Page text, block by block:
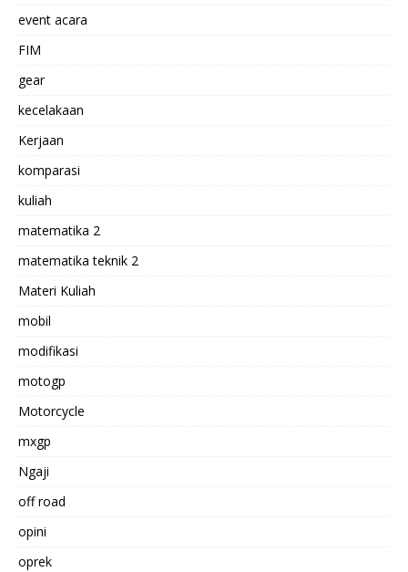
event acara
FIM
gear
kecelakaan
Kerjaan
komparasi
kuliah
matematika 2
matematika teknik 2
Materi Kuliah
mobil
modifikasi
motogp
Motorcycle
mxgp
Ngaji
off road
opini
oprek